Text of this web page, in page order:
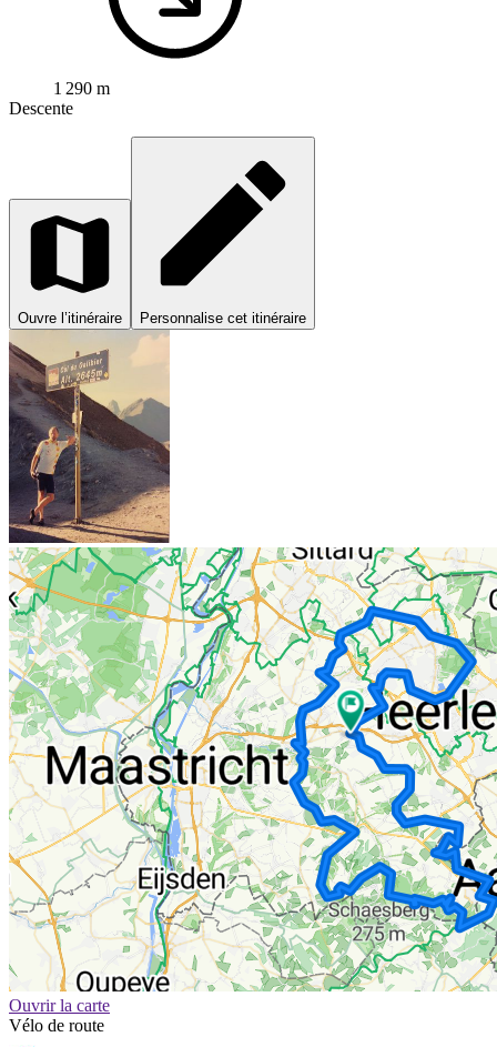
1 290 m
Descente
Ouvre l’itinéraire Personnalise cet itinéraire
Ouvrir la carte
Vélo de route